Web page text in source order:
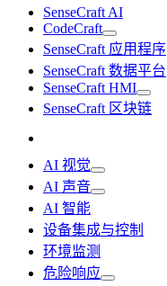
SenseCraft AI
CodeCraft
SenseCraft 应用程序
SenseCraft 数据平台
SenseCraft HMI
SenseCraft 区块链
AI 视觉
AI 声音
AI 智能
设备集成与控制
环境监测
危险响应